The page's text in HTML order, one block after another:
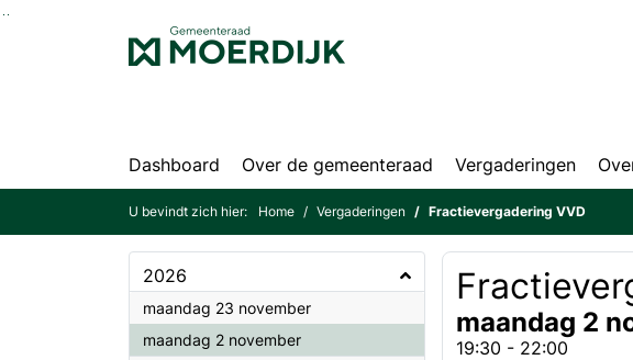
Ga naar de inhoud van deze pagina
Dashboard Over de gemeenteraad Vergaderingen
U bevindt zich hier: Home Vergaderingen Fractievergadering VVD
2026
maandag 23 november2026
maandag 2 november2026
maandag 2
19:30 - 22:00